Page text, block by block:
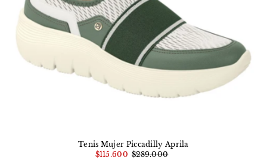
Tenis Mujer Piccadilly Aprila
$115.600 $289.000